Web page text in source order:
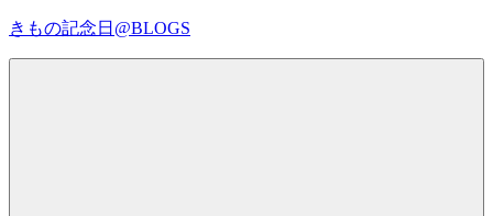
コ
きもの記念日@BLOGS